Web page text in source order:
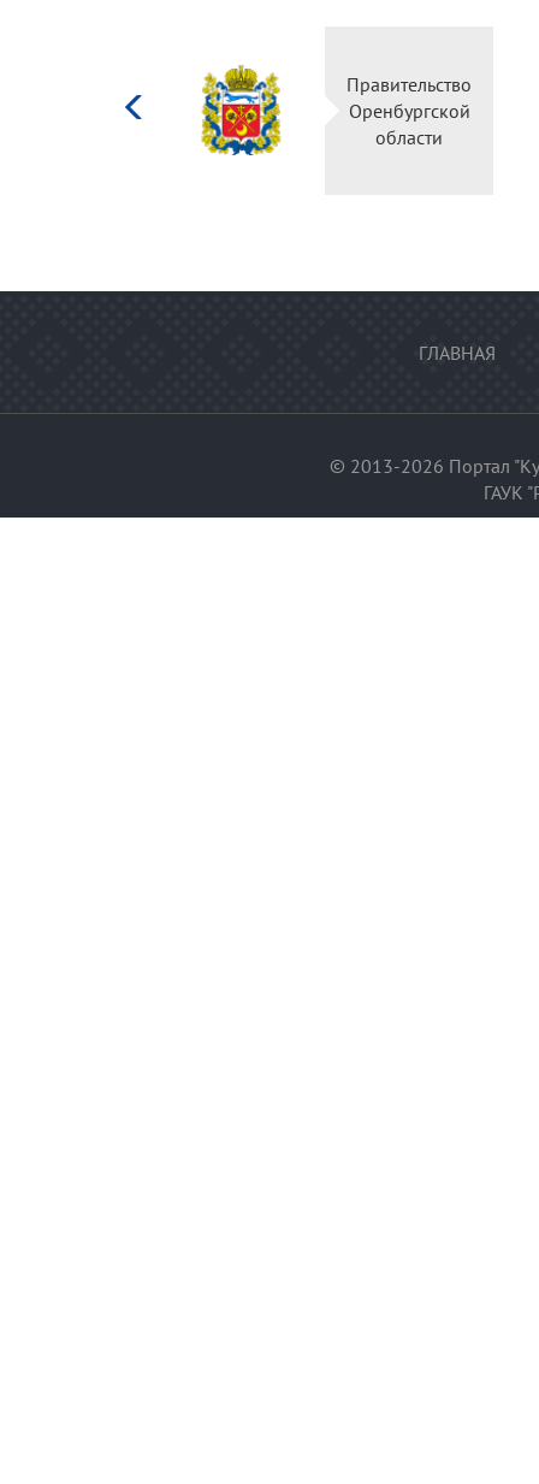
Правительство
Оренбургской
области
ГЛАВНАЯ
© 2013-2026 Портал
ГАУК